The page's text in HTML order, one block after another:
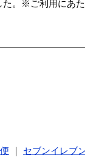
。※ご利用にあた
セブンイレブ